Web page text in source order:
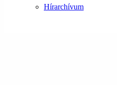
Hírarchívum